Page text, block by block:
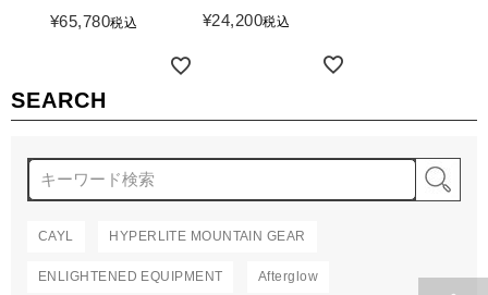
SEARCH
CAYL HYPERLITE MOUNTAIN GEAR
ENLIGHTENED EQUIPMENT Afterglow
¥65,780税込 ¥24,200税込